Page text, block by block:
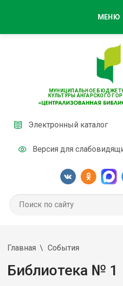
МУНИЦИПАЛЬНОЕ
КУЛЬТУРЫ АНГАРСКОГО
Электронный каталог
Версия для
МЕНЮ
Главная События
Библиотека № 1